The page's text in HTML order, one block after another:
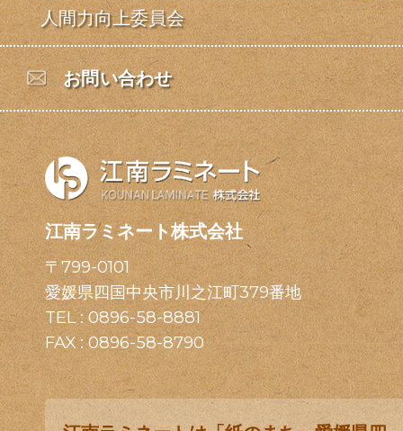
人間力向上委員会
お問い合わせ
江南ラミネート株式会社
〒799-0101
愛媛県四国中央市川之江町379番地
TEL :0896-58-8881
FAX : 0896-58-8790